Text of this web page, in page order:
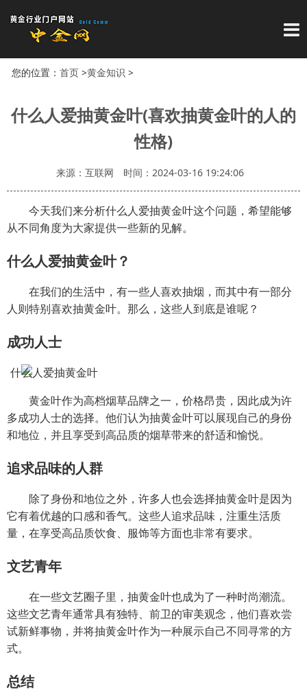
导
您的位置： 首页>黄金知识 >
什么人爱抽黄金叶(喜欢抽黄金叶的人的
性格)
来源：互联网 时间：2024-03-16 19:24:06
今天我们来分析什么人爱抽黄金叶这个问题，希望能够
从不同角度为大家提供一些新的见解。
什么人爱抽黄金叶？
在我们的生活中，有一些人喜欢抽烟，而其中有一部分
人则特别喜欢抽黄金叶。那么，这些人到底是谁呢？
成功人士
黄金叶作为高档烟草品牌之一，价格昂贵，因此成为许
多成功人士的选择。他们认为抽黄金叶可以展现自己的身份
和地位，并且享受到高品质的烟草带来的舒适和愉悦。
追求品味的人群
除了身份和地位之外，许多人也会选择抽黄金叶是因为
它有着优越的口感和香气。这些人追求品味，注重生活质
量，在享受高品质饮食、服饰等方面也非常有要求。
文艺青年
在一些文艺圈子里，抽黄金叶也成为了一种时尚潮流。
这些文艺青年通常具有独特、前卫的审美观念，他们喜欢尝
试新鲜事物，并将抽黄金叶作为一种展示自己不同寻常的方
式。
总结